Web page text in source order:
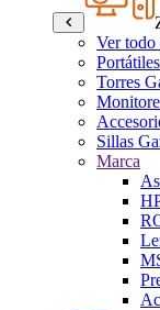
Ver todo
Torres
Sillas
Marca